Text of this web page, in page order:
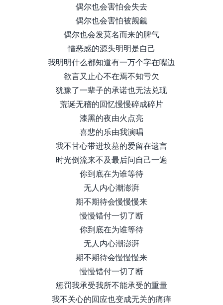
偶尔也会害怕会失去
偶尔也会害怕被觊觎
偶尔也会发莫名而来的脾气
憎恶感的源头明明是自己
我明明什么都知道有一万个字在嘴边
欲言又止心不在焉不知亏欠
犹豫了一辈子的承诺也无法兑现
荒诞无稽的回忆慢慢碎成碎片
漆黑的夜由火点亮
喜悲的乐由我演唱
我不甘心带进坟墓的爱留在遗言
时光倒流来不及最后问自己一遍
你到底在为谁等待
无人内心潮澎湃
期不期待会慢慢慢来
慢慢错付一切了断
你到底在为谁等待
无人内心潮澎湃
期不期待会慢慢慢来
慢慢错付一切了断
惩罚我承受我所不能承受的重量
我不关心的回应也变成无关的痛痒